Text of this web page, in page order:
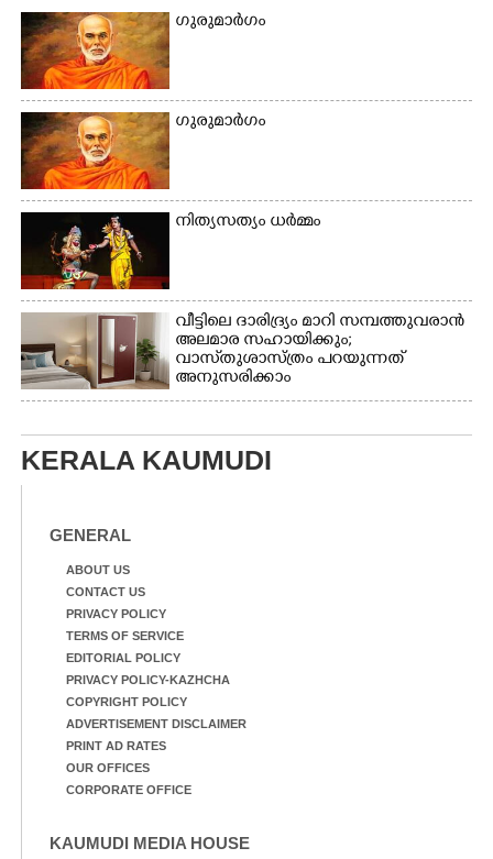
ഗുരുമാർഗം
ഗുരുമാർഗം
നിത്യസത്യം ധർമ്മം
വീട്ടിലെ ദാരിദ്ര്യം മാറി സമ്പത്തുവരാൻ
അലമാര സഹായിക്കും;
വാസ്‌തുശാസ്ത്രം പറയുന്നത്
അനുസരിക്കാം
KERALA KAUMUDI
GENERAL
ABOUT US
CONTACT US
PRIVACY POLICY
TERMS OF SERVICE
EDITORIAL POLICY
PRIVACY POLICY-KAZHCHA
COPYRIGHT POLICY
ADVERTISEMENT DISCLAIMER
PRINT AD RATES
OUR OFFICES
CORPORATE OFFICE
KAUMUDI MEDIA HOUSE